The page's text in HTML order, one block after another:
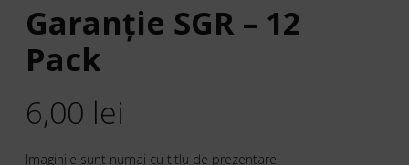
Garanţie SGR – 12
Pack
6,00 lei
Imaginile sunt numai cu titlu de prezentare.